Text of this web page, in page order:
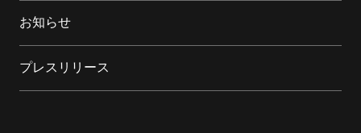
お知らせ
プレスリリース